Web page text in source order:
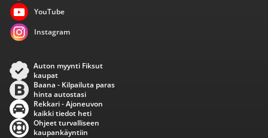
YouTube
Instagram
Auton myynti Fiksut
kaupat
Baana - Kilpailuta paras
hinta autostasi
Rekkari - Ajoneuvon
kaikki tiedot heti
Ohjeet turvalliseen
kaupankäyntiin